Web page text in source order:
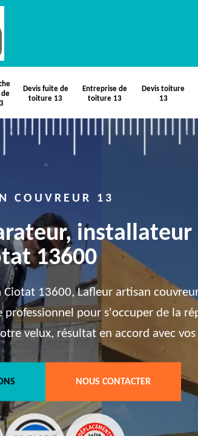
de
Devis fuite de
toiture 13
Entreprise de
toiture 13
Devis toiture
13
COUVREUR 13
installateur
13600
Ciotat 13600, Lafleur artisan
professionnel pour s'occuper de la
velux, résultat en accord avec vos
NOUS CONTACTER